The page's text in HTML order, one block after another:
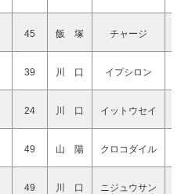
45 飯 塚 チャージ
39 川 口 イプシロン
24 川 口 イットウセイ
49 山 陽 クロコダイル
49 川 口 ニジュウサン